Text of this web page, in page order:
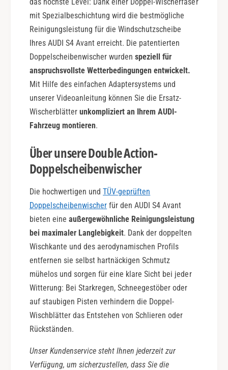
c
t
i
o
das höchste Level: Dank einer Doppel-Wischerfaser
mit Spezialbeschichtung wird die bestmögliche
Reinigungsleistung für die Windschutzscheibe
Ihres AUDI S4 Avant erreicht. Die patentierten
Doppelscheibenwischer wurdenspeziell für
anspruchsvollste Wetterbedingungen entwickelt.
Mit Hilfe des einfachen Adaptersystems und
unserer Videoanleitung können Sie die Ersatz-
Wischerblätter unkompliziert an Ihrem AUDI-
Fahrzeug montieren.
Über unsere Double Action-
Doppelscheibenwischer
Die hochwertigen undTÜV-geprüften
Doppelscheibenwischer für den AUDI S4 Avant
bieten eine außergewöhnliche Reinigungsleistung
bei maximaler Langlebigkeit. Dank der doppelten
Wischkante und des aerodynamischen Profils
entfernen sie selbst hartnäckigen Schmutz
mühelos und sorgen für eine klare Sicht bei jeder
Witterung: Bei Starkregen, Schneegestöber oder
auf staubigen Pisten verhindern die Doppel-
Wischblätter das Entstehen von Schlieren oder
Rückständen.
Unser Kundenservice steht Ihnen jederzeit zur
Verfügung, um sicherzustellen, dass Sie die